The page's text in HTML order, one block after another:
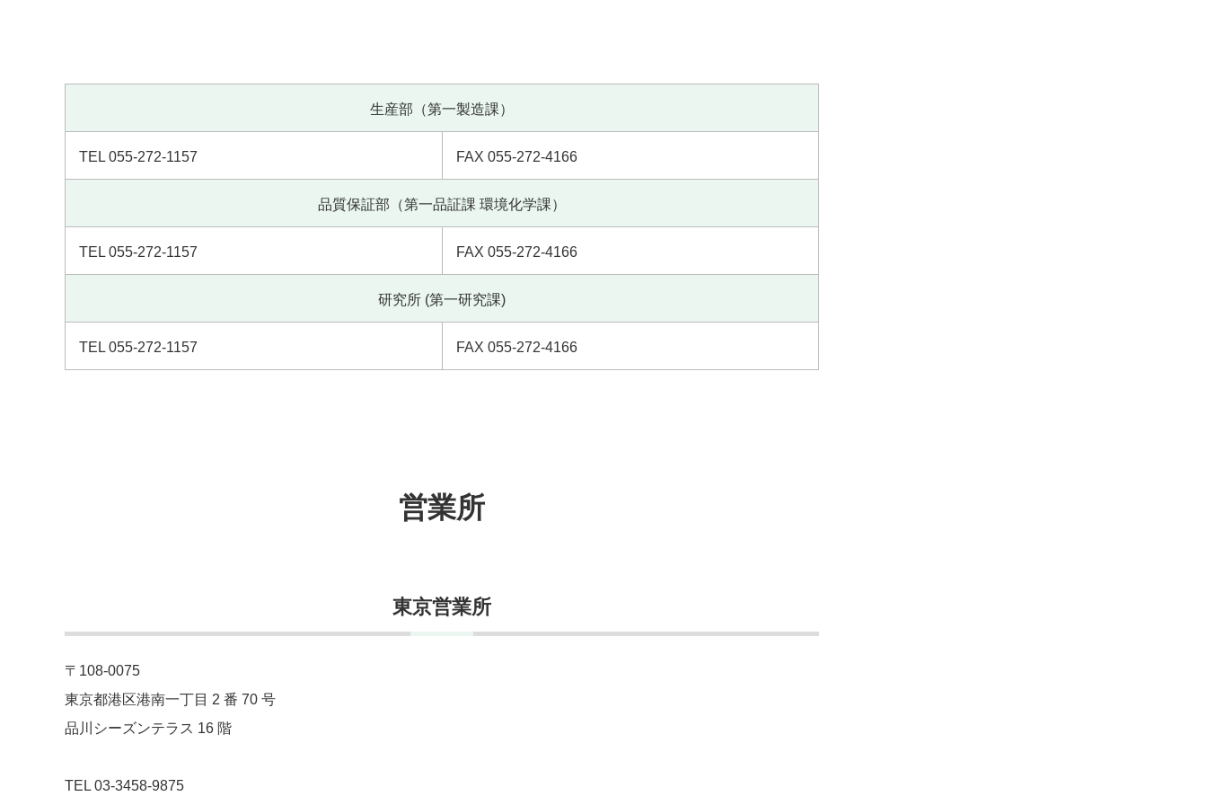
生産部（第一製造課）
TEL 055-272-1157 FAX 055-272-4166
品質保証部（第一品証課 環境化学課）
TEL 055-272-1157 FAX 055-272-4166
研究所 (第一研究課)
TEL 055-272-1157 FAX 055-272-4166
営業所
東京営業所
〒108-0075
東京都港区港南一丁目 2 番 70 号
品川シーズンテラス 16 階
TEL 03-3458-9875